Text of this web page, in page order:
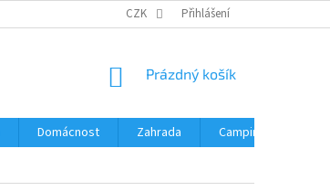
CZK Přihlášení
NÁKUPNÍ
Prázdný košík
Domácnost Zahrada Camping